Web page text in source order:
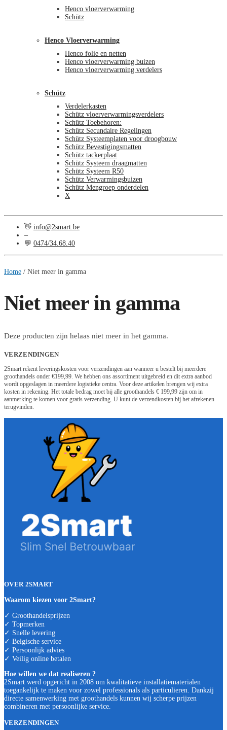
Henco vloerverwarming
Schütz
Henco Vloerverwarming
Henco folie en netten
Henco vloerverwarming buizen
Henco vloerverwarming verdelers
Schütz
Verdelerkasten
Schütz vloerverwarmingsverdelers
Schütz Toebehoren:
Schütz Secundaire Regelingen
Schütz Systeemplaten voor droogbouw
Schütz Bevestigingsmatten
Schütz tackerplaat
Schütz Systeem draagmatten
Schütz Systeem R50
Schütz Verwarmingsbuizen
Schütz Mengroep onderdelen
X
👋 info@2smart.be
–
💬 0474/34.68.40
Home / Niet meer in gamma
Niet meer in gamma
Deze producten zijn helaas niet meer in het gamma.
VERZENDINGEN
2Smart rekent leveringskosten voor verzendingen aan wanneer u bestelt bij meerdere
groothandels onder €199,99. We hebben ons assortiment uitgebreid en dit extra aanbod
wordt opgeslagen in meerdere logistieke centra. Voor deze artikelen brengen wij extra
kosten in rekening. Het totale bedrag moet bij alle groothandels € 199,99 zijn om in
aanmerking te komen voor gratis verzending. U kunt de verzendkosten bij het afrekenen
terugvinden.
OVER 2SMART
Waarom kiezen voor 2Smart?
✓ Groothandelsprijzen
✓ Topmerken
✓ Snelle levering
✓ Belgische service
✓ Persoonlijk advies
✓ Veilig online betalen
Hoe willen we dat realiseren ?
2Smart werd opgericht in 2008 om kwalitatieve installatiematerialen
toegankelijk te maken voor zowel professionals als particulieren. Dankzij
directe samenwerking met groothandels kunnen wij scherpe prijzen
combineren met persoonlijke service.
VERZENDINGEN